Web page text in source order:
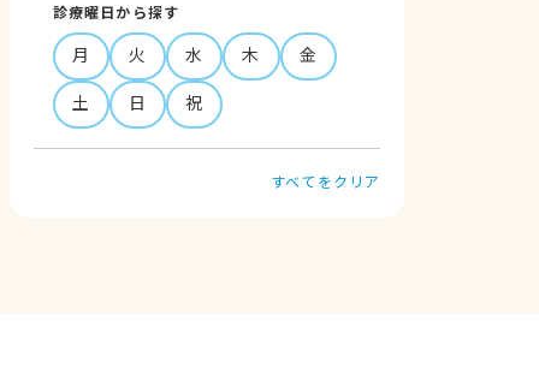
診療曜日から探す
月 火 水 木
金
土
日 祝
すべてをクリア